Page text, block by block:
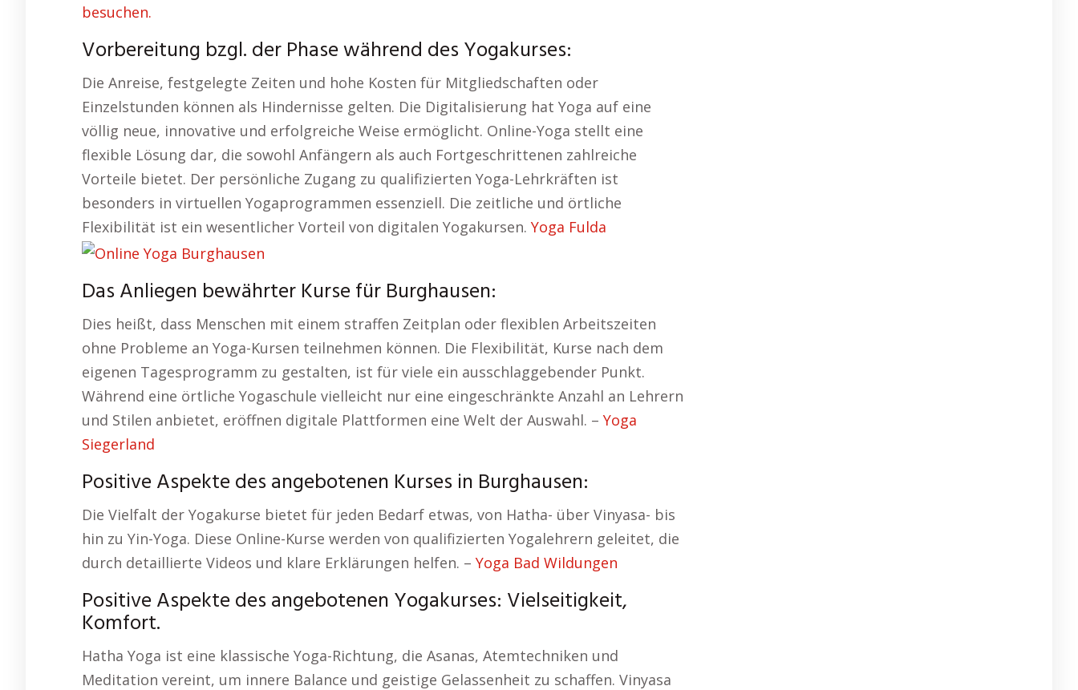
besuchen.
Vorbereitung bzgl. der Phase während des Yogakurses:
Die Anreise, festgelegte Zeiten und hohe Kosten für Mitgliedschaften oder
Einzelstunden können als Hindernisse gelten. Die Digitalisierung hat Yoga auf eine
völlig neue, innovative und erfolgreiche Weise ermöglicht. Online-Yoga stellt eine
flexible Lösung dar, die sowohl Anfängern als auch Fortgeschrittenen zahlreiche
Vorteile bietet. Der persönliche Zugang zu qualifizierten Yoga-Lehrkräften ist
besonders in virtuellen Yogaprogrammen essenziell. Die zeitliche und örtliche
Flexibilität ist ein wesentlicher Vorteil von digitalen Yogakursen. Yoga Fulda
Das Anliegen bewährter Kurse für Burghausen:
Dies heißt, dass Menschen mit einem straffen Zeitplan oder flexiblen Arbeitszeiten
ohne Probleme an Yoga-Kursen teilnehmen können. Die Flexibilität, Kurse nach dem
eigenen Tagesprogramm zu gestalten, ist für viele ein ausschlaggebender Punkt.
Während eine örtliche Yogaschule vielleicht nur eine eingeschränkte Anzahl an Lehrern
und Stilen anbietet, eröffnen digitale Plattformen eine Welt der Auswahl. – Yoga
Siegerland
Positive Aspekte des angebotenen Kurses in Burghausen:
Die Vielfalt der Yogakurse bietet für jeden Bedarf etwas, von Hatha- über Vinyasa- bis
hin zu Yin-Yoga. Diese Online-Kurse werden von qualifizierten Yogalehrern geleitet, die
durch detaillierte Videos und klare Erklärungen helfen. – Yoga Bad Wildungen
Positive Aspekte des angebotenen Yogakurses: Vielseitigkeit,
Komfort.
Hatha Yoga ist eine klassische Yoga-Richtung, die Asanas, Atemtechniken und
Meditation vereint, um innere Balance und geistige Gelassenheit zu schaffen. Vinyasa